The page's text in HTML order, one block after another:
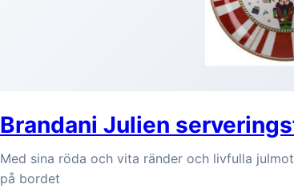
Brandani Julien
Med sina röda och vita ränder och livfulla
på bordet